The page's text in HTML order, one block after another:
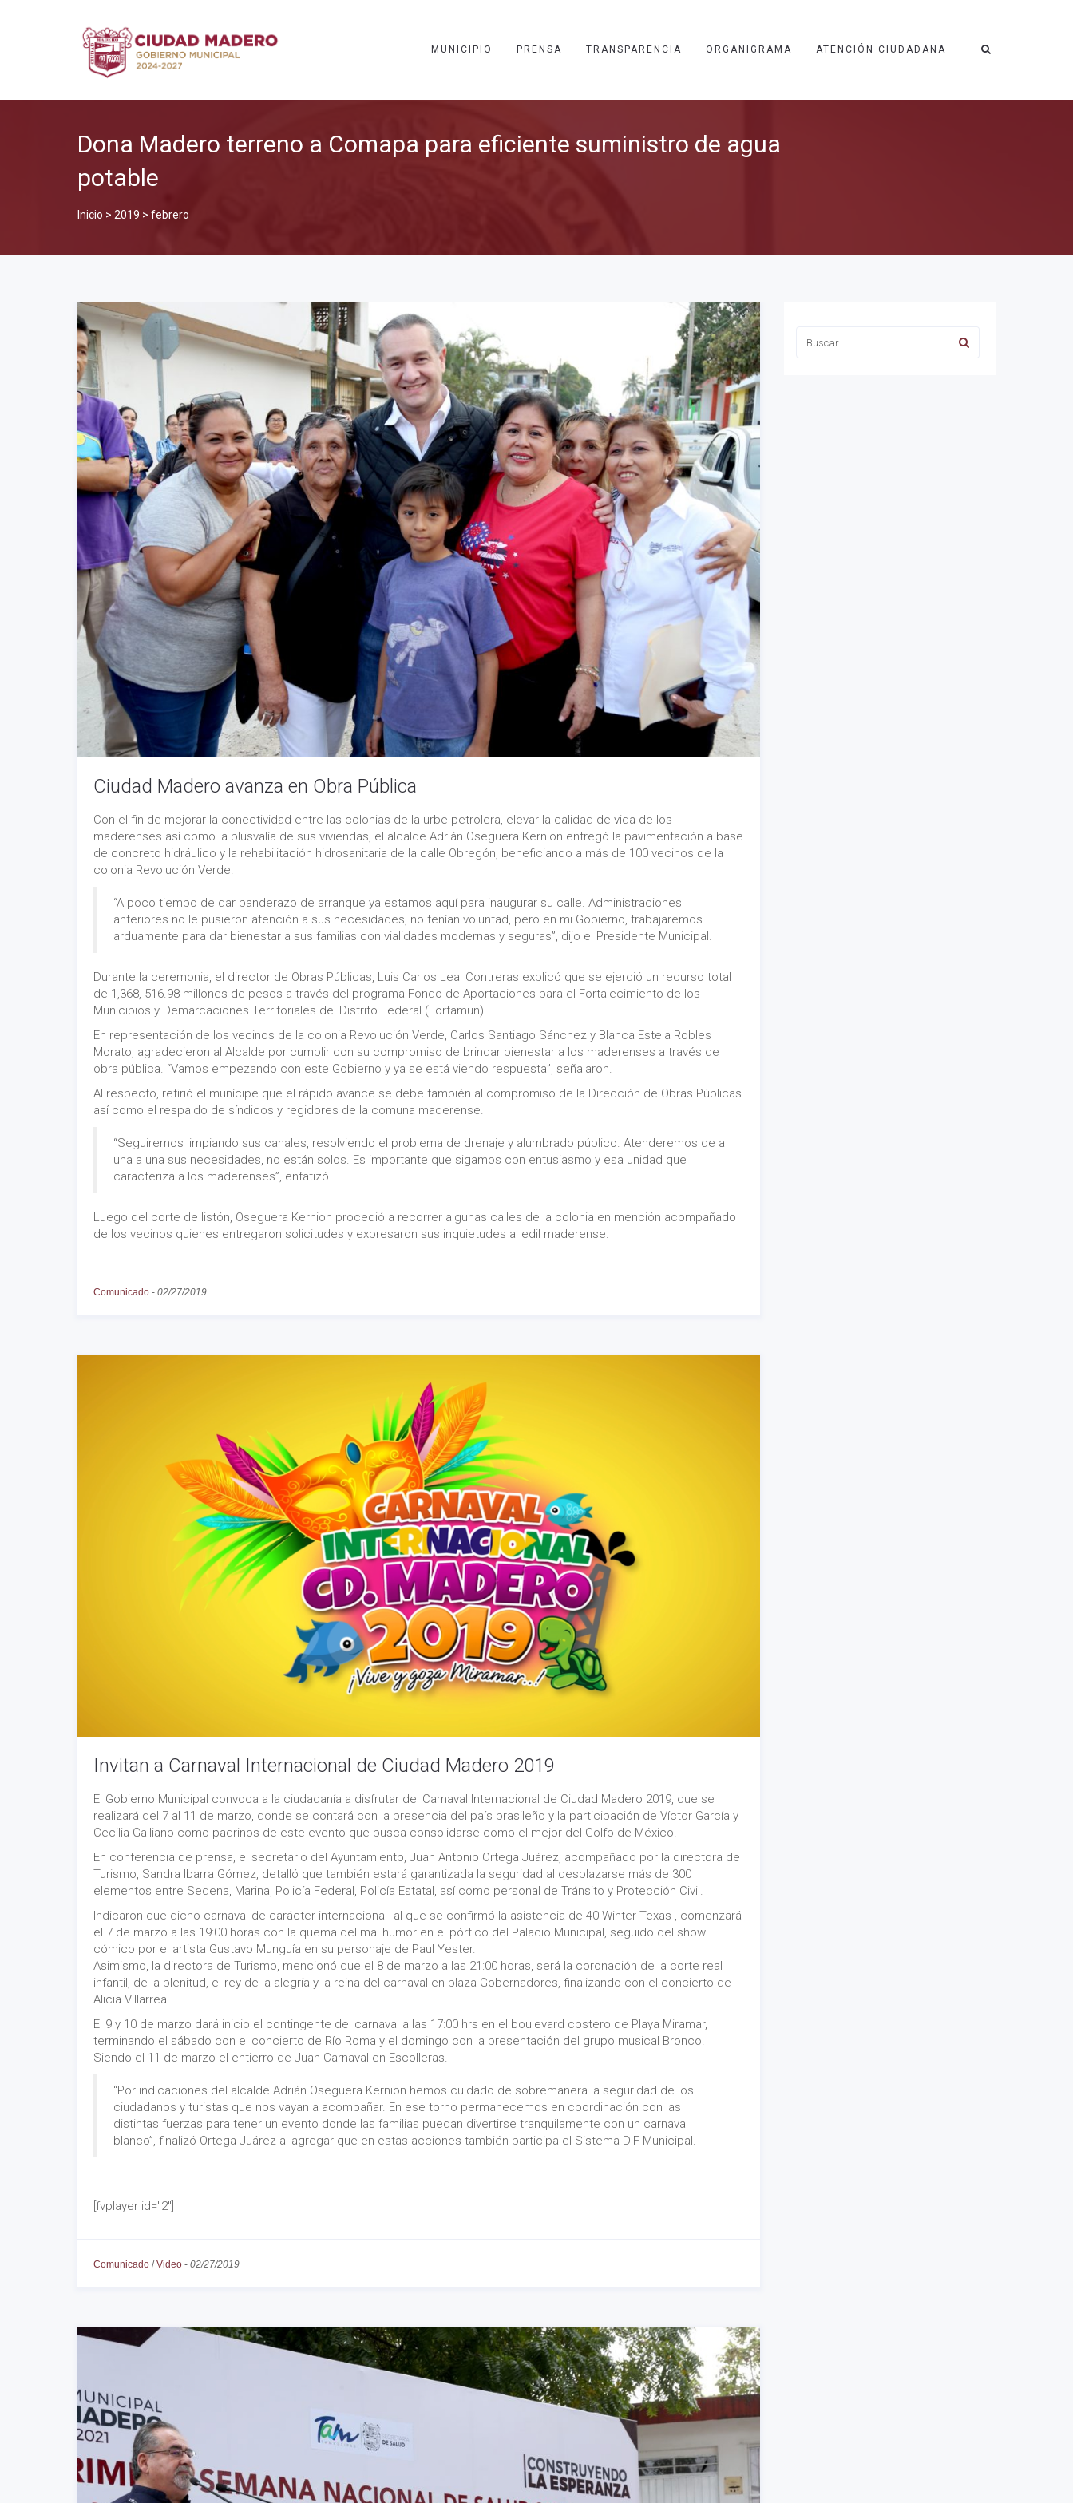
MUNICIPIO PRENSA TRANSPARENCIA ORGANIGRAMA ATENCIÓN CIUDADANA
Dona Madero terreno a Comapa para eficiente suministro de agua
potable
Inicio > 2019 > febrero
Ciudad Madero avanza en Obra Pública
Con el fin de mejorar la conectividad entre las colonias de la urbe petrolera, elevar la calidad de vida de los
maderenses así como la plusvalía de sus viviendas, el alcalde Adrián Oseguera Kernion entregó la pavimentación a base
de concreto hidráulico y la rehabilitación hidrosanitaria de la calle Obregón, beneficiando a más de 100 vecinos de la
colonia Revolución Verde.
“A poco tiempo de dar banderazo de arranque ya estamos aquí para inaugurar su calle. Administraciones
anteriores no le pusieron atención a sus necesidades, no tenían voluntad, pero en mi Gobierno, trabajaremos
arduamente para dar bienestar a sus familias con vialidades modernas y seguras”, dijo el Presidente Municipal.
Durante la ceremonia, el director de Obras Públicas, Luis Carlos Leal Contreras explicó que se ejerció un recurso total
de 1,368, 516.98 millones de pesos a través del programa Fondo de Aportaciones para el Fortalecimiento de los
Municipios y Demarcaciones Territoriales del Distrito Federal (Fortamun).
En representación de los vecinos de la colonia Revolución Verde, Carlos Santiago Sánchez y Blanca Estela Robles
Morato, agradecieron al Alcalde por cumplir con su compromiso de brindar bienestar a los maderenses a través de
obra pública. “Vamos empezando con este Gobierno y ya se está viendo respuesta”, señalaron.
Al respecto, refirió el munícipe que el rápido avance se debe también al compromiso de la Dirección de Obras Públicas
así como el respaldo de síndicos y regidores de la comuna maderense.
“Seguiremos limpiando sus canales, resolviendo el problema de drenaje y alumbrado público. Atenderemos de a
una a una sus necesidades, no están solos. Es importante que sigamos con entusiasmo y esa unidad que
caracteriza a los maderenses”, enfatizó.
Luego del corte de listón, Oseguera Kernion procedió a recorrer algunas calles de la colonia en mención acompañado
de los vecinos quienes entregaron solicitudes y expresaron sus inquietudes al edil maderense.
Comunicado - 02/27/2019
Invitan a Carnaval Internacional de Ciudad Madero 2019
El Gobierno Municipal convoca a la ciudadanía a disfrutar del Carnaval Internacional de Ciudad Madero 2019, que se
realizará del 7 al 11 de marzo, donde se contará con la presencia del país brasileño y la participación de Víctor García y
Cecilia Galliano como padrinos de este evento que busca consolidarse como el mejor del Golfo de México.
En conferencia de prensa, el secretario del Ayuntamiento, Juan Antonio Ortega Juárez, acompañado por la directora de
Turismo, Sandra Ibarra Gómez, detalló que también estará garantizada la seguridad al desplazarse más de 300
elementos entre Sedena, Marina, Policía Federal, Policía Estatal, así como personal de Tránsito y Protección Civil.
Indicaron que dicho carnaval de carácter internacional -al que se confirmó la asistencia de 40 Winter Texas-, comenzará
el 7 de marzo a las 19:00 horas con la quema del mal humor en el pórtico del Palacio Municipal, seguido del show
cómico por el artista Gustavo Munguía en su personaje de Paul Yester.
Asimismo, la directora de Turismo, mencionó que el 8 de marzo a las 21:00 horas, será la coronación de la corte real
infantil, de la plenitud, el rey de la alegría y la reina del carnaval en plaza Gobernadores, finalizando con el concierto de
Alicia Villarreal.
El 9 y 10 de marzo dará inicio el contingente del carnaval a las 17:00 hrs en el boulevard costero de Playa Miramar,
terminando el sábado con el concierto de Río Roma y el domingo con la presentación del grupo musical Bronco.
Siendo el 11 de marzo el entierro de Juan Carnaval en Escolleras.
“Por indicaciones del alcalde Adrián Oseguera Kernion hemos cuidado de sobremanera la seguridad de los
ciudadanos y turistas que nos vayan a acompañar. En ese torno permanecemos en coordinación con las
distintas fuerzas para tener un evento donde las familias puedan divertirse tranquilamente con un carnaval
blanco”, finalizó Ortega Juárez al agregar que en estas acciones también participa el Sistema DIF Municipal.
[fvplayer id="2"]
Comunicado /Video - 02/27/2019